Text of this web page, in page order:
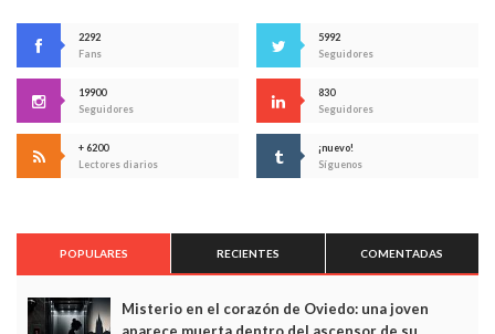
2292
Fans
5992
Seguidores
19900
Seguidores
830
Seguidores
+ 6200
Lectores diarios
¡nuevo!
Síguenos
POPULARES RECIENTES COMENTADAS
Misterio en el corazón de Oviedo: una joven